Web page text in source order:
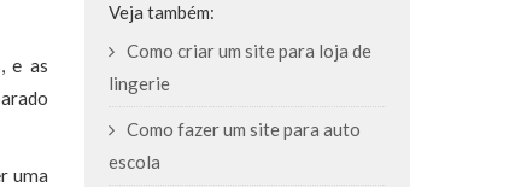
e as
uma
Veja também:
Como criar um site para loja de
lingerie
Como fazer um site para auto
escola